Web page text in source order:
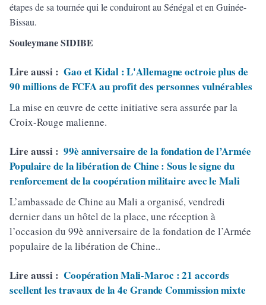
étapes de sa tournée qui le conduiront au Sénégal et en Guinée-
Bissau.
Souleymane SIDIBE
Lire aussi : Gao et Kidal : L'Allemagne octroie plus de
90 millions de FCFA au profit des personnes vulnérables
La mise en œuvre de cette initiative sera assurée par la
Croix-Rouge malienne.
Lire aussi : 99è anniversaire de la fondation de l’Armée
Populaire de la libération de Chine : Sous le signe du
renforcement de la coopération militaire avec le Mali
L’ambassade de Chine au Mali a organisé, vendredi
dernier dans un hôtel de la place, une réception à
l’occasion du 99è anniversaire de la fondation de l’Armée
populaire de la libération de Chine..
Lire aussi : Coopération Mali-Maroc : 21 accords
scellent les travaux de la 4e Grande Commission mixte